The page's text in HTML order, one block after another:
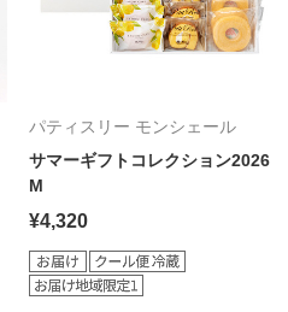
パティスリー モンシェール
サマーギフトコレクション2026
M
¥4,320